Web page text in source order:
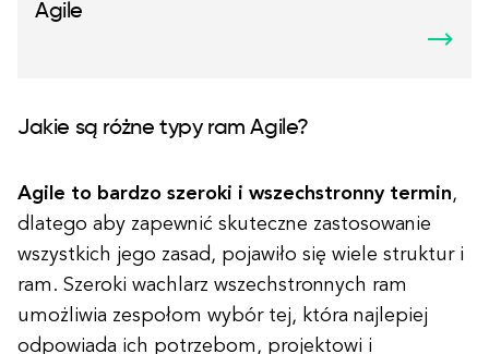
Agile
Jakie są różne typy ram Agile?
Agile to bardzo szeroki i wszechstronny termin,
dlatego aby zapewnić skuteczne zastosowanie
wszystkich jego zasad, pojawiło się wiele struktur i
ram. Szeroki wachlarz wszechstronnych ram
umożliwia zespołom wybór tej, która najlepiej
odpowiada ich potrzebom, projektowi i